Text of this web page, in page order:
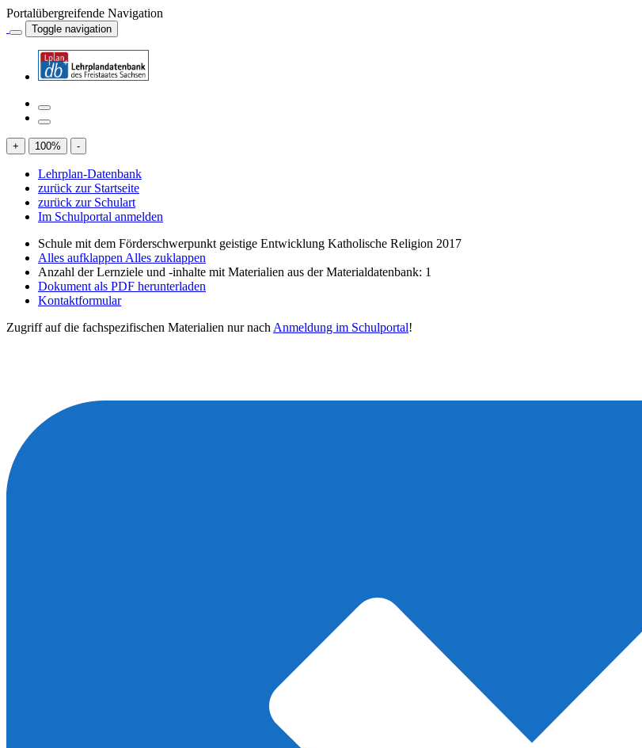
Portalübergreifende Navigation
Toggle navigation
+ 100% -
Lehrplan-Datenbank
zurück zur Startseite
zurück zur Schulart
Im Schulportal anmelden
Schule mit dem Förderschwerpunkt geistige Entwicklung Katholische Religion 2017
Alles aufklappen Alles zuklappen
Anzahl der Lernziele und -inhalte mit Materialien aus der Materialdatenbank: 1
Dokument als PDF herunterladen
Kontaktformular
Zugriff auf die fachspezifischen Materialien nur nach Anmeldung im Schulportal!